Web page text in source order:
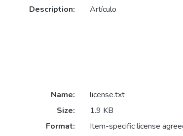
Description:
Artículo
Name:
license.txt
Size:
1.9 KB
Format:
Item-specific license